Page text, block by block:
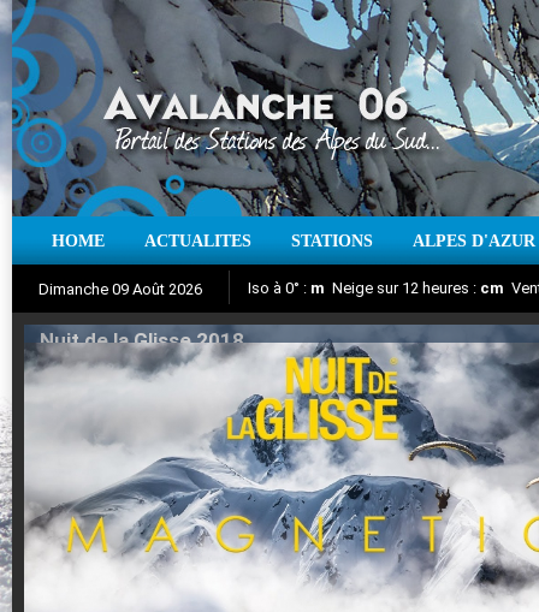
HOME ACTUALITES STATIONS ALPES D'AZUR
Dimanche 09 Août 2026
Aujourd'hui : T° Min : °C T° Max :°C
Iso à 0° : m Neige sur 12 heures : cm
Suivez en direct l'actualité des stations
Nuit de la Glisse 2018